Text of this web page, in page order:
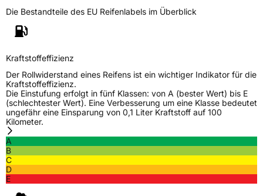
Die Bestandteile des EU Reifenlabels im Überblick
Kraftstoffeffizienz
Der Rollwiderstand eines Reifens ist ein wichtiger Indikator für die
Kraftstoffeffizienz.
Die Einstufung erfolgt in fünf Klassen: von A (bester Wert) bis E
(schlechtester Wert). Eine Verbesserung um eine Klasse bedeutet
ungefähr eine Einsparung von 0,1 Liter Kraftstoff auf 100
Kilometer.
A
B
C
D
E